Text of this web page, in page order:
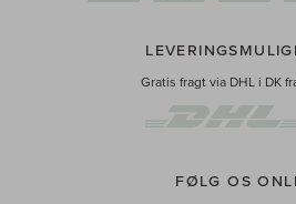
Gratis fragt via DHL i DK
FØLG OS